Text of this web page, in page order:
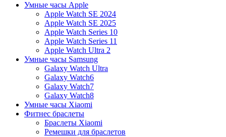
Умные часы Apple
Apple Watch SE 2024
Apple Watch SE 2025
Apple Watch Series 10
Apple Watch Series 11
Apple Watch Ultra 2
Умные часы Samsung
Galaxy Watch Ultra
Galaxy Watch6
Galaxy Watch7
Galaxy Watch8
Умные часы Xiaomi
Фитнес браслеты
Браслеты Xiaomi
Ремешки для браслетов